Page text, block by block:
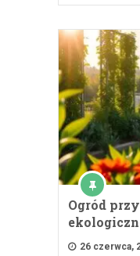
Ogród
26 czerwca,